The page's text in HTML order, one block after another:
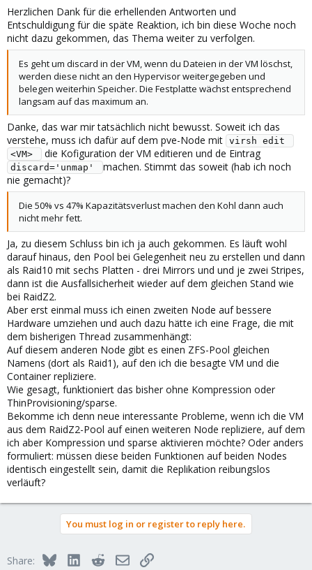
Herzlichen Dank für die erhellenden Antworten und
Entschuldigung für die späte Reaktion, ich bin diese Woche noch
nicht dazu gekommen, das Thema weiter zu verfolgen.
Es geht um discard in der VM, wenn du Dateien in der VM löschst,
werden diese nicht an den Hypervisor weitergegeben und
belegen weiterhin Speicher. Die Festplatte wächst entsprechend
langsam auf das maximum an.
Danke, das war mir tatsächlich nicht bewusst. Soweit ich das
verstehe, muss ich dafür auf dem pve-Node mit virsh edit
<VM>
die Kofiguration der VM editieren und de Eintrag
discard='unmap'
machen. Stimmt das soweit (hab ich noch
nie gemacht)?
Die 50% vs 47% Kapazitätsverlust machen den Kohl dann auch
nicht mehr fett.
Ja, zu diesem Schluss bin ich ja auch gekommen. Es läuft wohl
darauf hinaus, den Pool bei Gelegenheit neu zu erstellen und dann
als Raid10 mit sechs Platten - drei Mirrors und und je zwei Stripes,
dann ist die Ausfallsicherheit wieder auf dem gleichen Stand wie
bei RaidZ2.
Aber erst einmal muss ich einen zweiten Node auf bessere
Hardware umziehen und auch dazu hätte ich eine Frage, die mit
dem bisherigen Thread zusammenhängt:
Auf diesem anderen Node gibt es einen ZFS-Pool gleichen
Namens (dort als Raid1), auf den ich die besagte VM und die
Container repliziere.
Wie gesagt, funktioniert das bisher ohne Kompression oder
ThinProvisioning/sparse.
Bekomme ich denn neue interessante Probleme, wenn ich die VM
aus dem RaidZ2-Pool auf einen weiteren Node repliziere, auf dem
ich aber Kompression und sparse aktivieren möchte? Oder anders
formuliert: müssen diese beiden Funktionen auf beiden Nodes
identisch eingestellt sein, damit die Replikation reibungslos
verläuft?
You must log in or register to reply here.
Share: BlueskyLinkedInRedditEmailLink